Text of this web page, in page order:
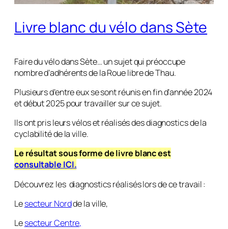
Livre blanc du vélo dans Sète
Faire du vélo dans Sète… un sujet qui préoccupe
nombre d’adhérents de la Roue libre de Thau.
Plusieurs d’entre eux se sont réunis en fin d’année 2024
et début 2025 pour travailler sur ce sujet.
Ils ont pris leurs vélos et réalisés des diagnostics de la
cyclabilité de la ville.
Le résultat sous forme de livre blanc est
consultable ICI.
Découvrez les diagnostics réalisés lors de ce travail :
Lesecteur Nordde la ville,
Lesecteur Centre,